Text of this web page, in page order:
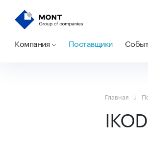
Компания Поставщики
Главная
IKOD